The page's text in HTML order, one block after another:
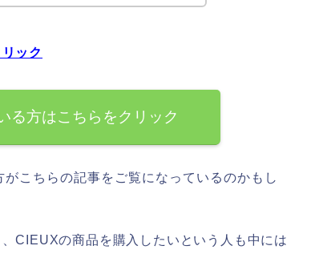
ック
る方はこちらをクリック
こちらの記事をご覧になっているのかもし
CIEUXの商品を購入したいという人も中には